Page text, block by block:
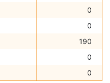
0
0
190
0
0